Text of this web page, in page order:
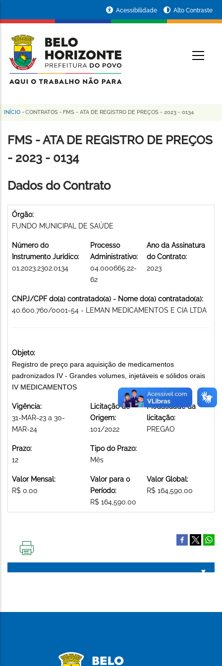
conteúdo
principal
da
Prefeitura
de
Horizonte
Acessibilidade Alto Contraste
Trilha
de
navegação
INÍCIO - CONTRATOS - FMS - ATA DE REGISTRO DE PREÇOS - 2023 - 0134
FMS - ATA DE REGISTRO DE PREÇOS
- 2023 - 0134
Dados do Contrato
Órgão:
FUNDO MUNICIPAL DE SAÚDE
Número do
Instrumento Jurídico:
01.2023.2302.0134
Processo
Administrativo:
04.000665.22-
62
Ano da Assinatura
do Contrato:
2023
CNPJ/CPF do(a) contratado(a) - Nome do(a) contratado(a):
40.600.760/0001-54 - LEMAN MEDICAMENTOS E CIA LTDA
Objeto:
Registro de preço para aquisição de medicamentos
padronizados IV - Grandes volumes, injetáveis e sólidos orais
IV MEDICAMENTOS
Vigência:
31-MAR-23 a 30-
MAR-24
Licitação de
Origem:
101/2022
Modalidade da
licitação:
PREGAO
Prazo:
12
Tipo do Prazo:
Mês
Valor Mensal:
R$ 0.00
Valor para o
Período:
R$ 164,590.00
Valor Global:
R$ 164,590.00
PÁGINA